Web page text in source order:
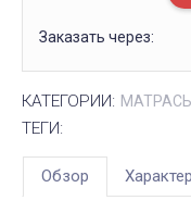
Заказать через:
КАТЕГОРИИ:
ТЕГИ:
Обзор